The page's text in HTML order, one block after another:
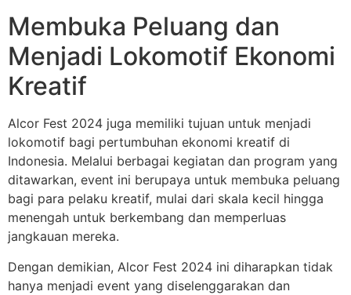
Membuka Peluang dan
Menjadi Lokomotif Ekonomi
Kreatif
Alcor Fest 2024 juga memiliki tujuan untuk menjadi
lokomotif bagi pertumbuhan ekonomi kreatif di
Indonesia. Melalui berbagai kegiatan dan program yang
ditawarkan, event ini berupaya untuk membuka peluang
bagi para pelaku kreatif, mulai dari skala kecil hingga
menengah untuk berkembang dan memperluas
jangkauan mereka.
Dengan demikian, Alcor Fest 2024 ini diharapkan tidak
hanya menjadi event yang diselenggarakan dan